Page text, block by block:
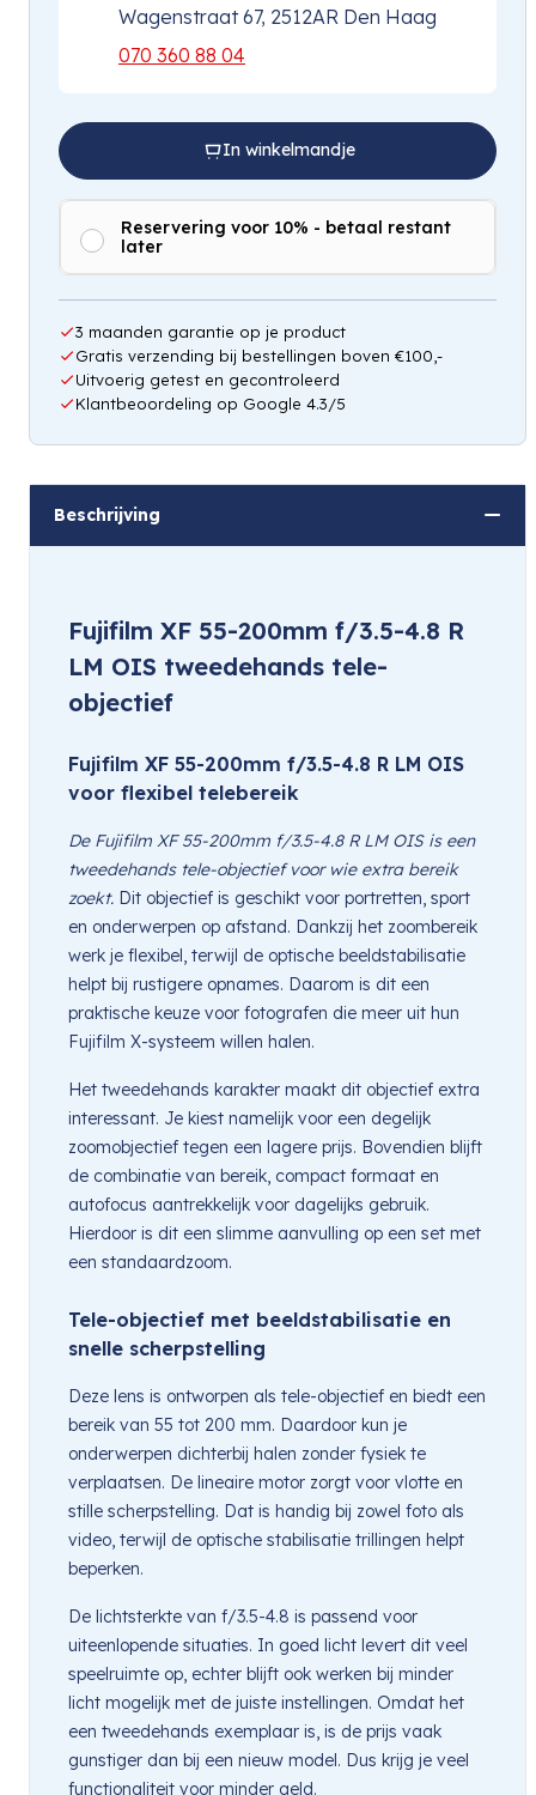
Wagenstraat 67, 2512AR Den Haag
070 360 88 04
In winkelmandje
Reservering voor 10% - betaal restant
later
3 maanden garantie op je product
Gratis verzending bij bestellingen boven €100,-
Uitvoerig getest en gecontroleerd
Klantbeoordeling op Google 4.3/5
Beschrijving
Fujifilm XF 55-200mm f/3.5-4.8 R
LM OIS tweedehands tele-
objectief
Fujifilm XF 55-200mm f/3.5-4.8 R LM OIS
voor flexibel telebereik
De Fujifilm XF 55-200mm f/3.5-4.8 R LM OIS is een
tweedehands tele-objectief voor wie extra bereik
zoekt. Dit objectief is geschikt voor portretten, sport
en onderwerpen op afstand. Dankzij het zoombereik
werk je flexibel, terwijl de optische beeldstabilisatie
helpt bij rustigere opnames. Daarom is dit een
praktische keuze voor fotografen die meer uit hun
Fujifilm X-systeem willen halen.
Het tweedehands karakter maakt dit objectief extra
interessant. Je kiest namelijk voor een degelijk
zoomobjectief tegen een lagere prijs. Bovendien blijft
de combinatie van bereik, compact formaat en
autofocus aantrekkelijk voor dagelijks gebruik.
Hierdoor is dit een slimme aanvulling op een set met
een standaardzoom.
Tele-objectief met beeldstabilisatie en
snelle scherpstelling
Deze lens is ontworpen als tele-objectief en biedt een
bereik van 55 tot 200 mm. Daardoor kun je
onderwerpen dichterbij halen zonder fysiek te
verplaatsen. De lineaire motor zorgt voor vlotte en
stille scherpstelling. Dat is handig bij zowel foto als
video, terwijl de optische stabilisatie trillingen helpt
beperken.
De lichtsterkte van f/3.5-4.8 is passend voor
uiteenlopende situaties. In goed licht levert dit veel
speelruimte op, echter blijft ook werken bij minder
licht mogelijk met de juiste instellingen. Omdat het
een tweedehands exemplaar is, is de prijs vaak
gunstiger dan bij een nieuw model. Dus krijg je veel
functionaliteit voor minder geld.